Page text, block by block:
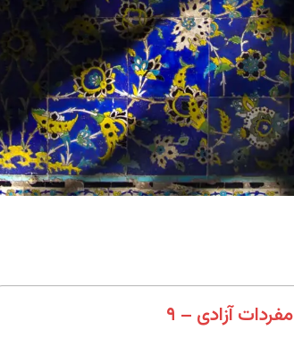
مفردات آزادی – ۹